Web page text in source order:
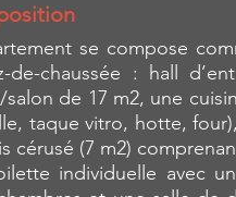
se compose
de-chaussée : hall
de 17 m2, une
taque vitro, hotte,
cérusé (7 m2)
individuelle avec